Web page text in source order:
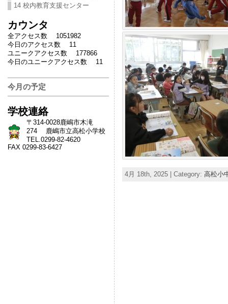
14 校内教育支援センター
カウンタ
全アクセス数 1051982
今日のアクセス数 11
ユニークアクセス数 177866
今日のユニークアクセス数 11
今月の予定
学校連絡
〒314-0028鹿嶋市木滝
274 鹿嶋市立高松小学校
TEL.0299-82-4620
FAX 0299-83-6427
4月 18th, 2025 | Category: 高松小